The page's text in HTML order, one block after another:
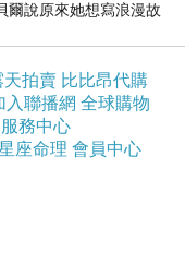
爾說原來她想寫浪漫故
故事，是愛情
天拍賣 比比昂代購
入聯播網 全球購物
服務中心
座命理 會員中心